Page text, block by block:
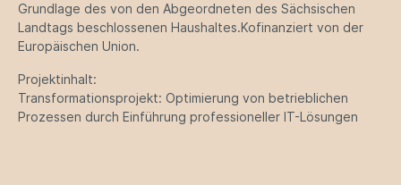
Grundlage des von den Abgeordneten des Sächsischen
Landtags beschlossenen Haushaltes.Kofinanziert von der
Europäischen Union.
Projektinhalt:
Transformationsprojekt: Optimierung von betrieblichen
Prozessen durch Einführung professioneller IT-Lösungen